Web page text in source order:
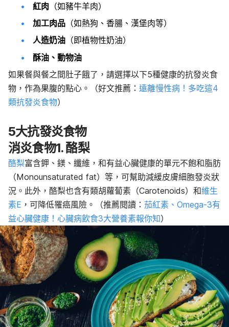
紅肉 （如豬牛羊肉）
加工肉品 （如熱狗、香腸、漢堡肉等）
人造奶油 （即植物性奶油）
酥油、動物油
如果餐與餐之間肚子餓了，請選擇以下5種健康的抗發炎食
物，作為果腹的點心。（好文推薦： 遠離慢性病！多吃這4
類抗發炎食物）
5大抗發炎食物
消炎食物1. 酪梨
酪梨富含鉀、鎂、纖維，和有益心臟健康的單元不飽和脂肪
（Monounsaturated fat）等，可幫助減緩皮膚細胞發炎狀
況。此外，酪梨也含有類胡蘿蔔素（Carotenoids）和維生
素E ，可降低罹癌風險。（推薦閱讀： 茄紅素、Omega-3有
益心臟健康！心臟病飲食3大營養素報你知）